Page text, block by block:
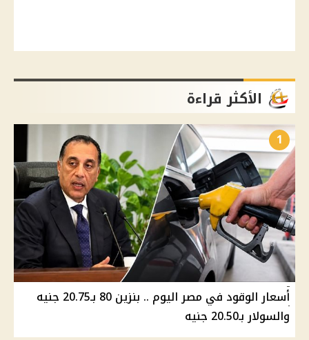
الأكثر قراءة
1
أسعار الوقود في مصر اليوم .. بنزين 80 بـ20.75 جنيه
والسولار بـ20.50 جنيه